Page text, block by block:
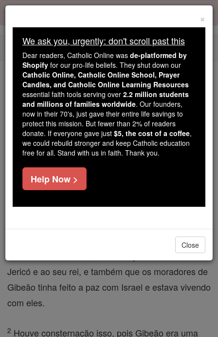
Skip
content
Trending:
Daily Reading for Thursday, October ...
Today's Reading The Mysteries of the Rosary
Josué - Capítulo 10
Josué ⌄ Chapter 10 ⌄
Ora, aconteceu que Adoni- Zedek rei de
colocou a cidade sob a maldição de destruição,
tratando Ai ea seu rei, como ele já tinha tratado de
Jericó e ao seu rei, e também que os moradores de
Gibeão tinha feito a paz com Israel e estava vivendo
com eles.
2 Houve consternação isso, pois Gibeão era uma
×
We ask you, urgently: don't scroll past this
Dear readers, Catholic Online was de-platformed by
Shopify for our pro-life beliefs. They shut down our
Catholic Online, Catholic Online School, Prayer
Candles, and Catholic Online Learning Resources
essential faith tools serving over 2.2 million students
and millions of families worldwide. Our founders,
now in their 70's, just gave their entire life savings to
protect this mission. But fewer than 2% of readers
donate. If everyone gave just $5, the cost of a coffee,
we could rebuild stronger and keep Catholic education
free for all. Stand with us in faith. Thank you.
Help Now >
Close